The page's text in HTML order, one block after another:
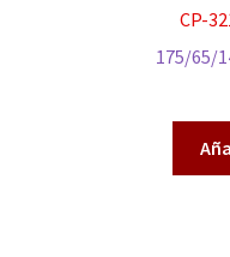
CP-
175/65/